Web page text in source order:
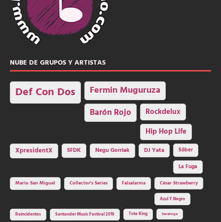
NUBE DE GRUPOS Y ARTISTAS
Def Con Dos Fermin Muguruza
Barón Rojo Rockdelux
Hip Hop Life
XpresidentX SFDK Negu Gorriak DJ Yata
Sôber
La Fuga
Mario San Miguel
Collector's Series Falsalarma César Strawberry
Azul Y Negro
Reincidentes Santander Music Festival 2019 Tote King Saratoga